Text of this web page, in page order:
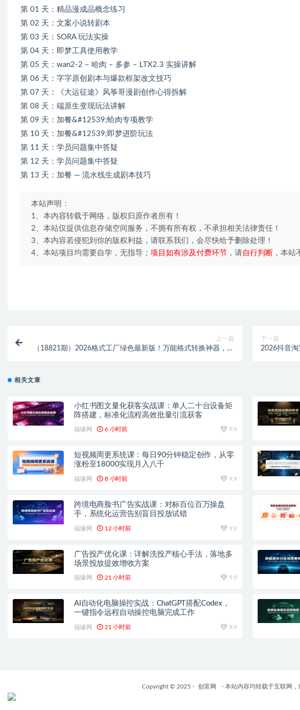
第 01 天：精品漫成品概念练习
第 02 天：文案小说转剧本
第 03 天：SORA 玩法实操
第 04 天：即梦工具使用教学
第 05 天：wan2-2 – 哈肉 – 多参 – LTX2.3 实操讲解
第 06 天：字字原创剧本与爆款框架改文技巧
第 07 天：《大运征途》风筝哥漫剧创作心得拆解
第 08 天：端原生变现玩法讲解
第 09 天：加餐&#12539;蛤肉专项教学
第 10 天：加餐&#12539;即梦进阶玩法
第 11 天：学员问题集中答疑
第 12 天：学员问题集中答疑
第 13 天：加餐 — 流水线生成剧本技巧
本站声明：
1、本内容转载于网络，版权归原作者所有！
2、本站仅提供信息存储空间服务，不拥有所有权，不承担相关法律责任！
3、本内容若侵犯到你的版权利益，请联系我们，会尽快给予删除处理！
4、本站项目均需要自学，无指导； 项目如有涉及付费环节 ，请自行判断 ，本站
上一篇
（18821期）2026格式工厂绿色最新版！万能格式转换神器，一
下一篇
2026抖音淘
相关文章
小红书图文量化获客实战课：单人二十台设备矩
阵搭建，标准化流程高效批量引流获客
福缘网 6 小时前 9.9
短视频周更系统课：每日90分钟稳定创作，从零
涨粉至18000实现月入八千
福缘网 8 小时前 9.9
跨境电商脸书广告实战课：对标百位百万操盘
手，系统化运营告别盲目投放试错
福缘网 12 小时前 9.9
广告投产优化课：详解洗投产核心手法，落地多
场景投放提效增收方案
福缘网 21 小时前 9.9
AI自动化电脑操控实战：ChatGPT搭配Codex，
一键指令远程自动操控电脑完成工作
福缘网 21 小时前 9.9
Copyright © 2025 · 创富网 · 本站内容均转载于互联网